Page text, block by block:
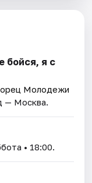
бойся, я с
Молодежи
— Москва.
• 18:00.